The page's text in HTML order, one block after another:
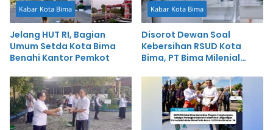
Kabar Kota Bima
Jelang HUT RI, Bagian
Umum Setda Kota Bima
Benahi Kantor Pemkot
Kabar Kota Bima
Disorot Dewan Soal
Kebersihan RSUD Kota
Bima, PT Bima Milenial
Fakta